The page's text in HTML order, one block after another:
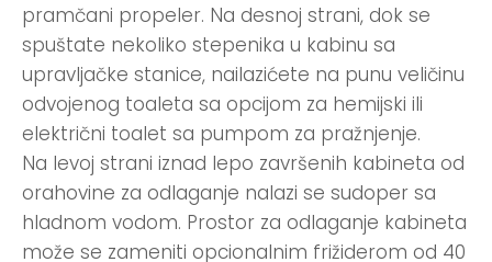
pramčani propeler. Na desnoj strani, dok se
spuštate nekoliko stepenika u kabinu sa
upravljačke stanice, nailazićete na punu veličinu
odvojenog toaleta sa opcijom za hemijski ili
električni toalet sa pumpom za pražnjenje.
Na levoj strani iznad lepo završenih kabineta od
orahovine za odlaganje nalazi se sudoper sa
hladnom vodom. Prostor za odlaganje kabineta
može se zameniti opcionalnim frižiderom od 40